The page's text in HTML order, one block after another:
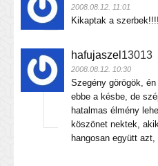
2008.08.12. 11:01
Kikaptak a
hafujaszel 13013
2008.08.12. 10:30
Szegény görögök,
ebbe a késbe, de
hatalmas élmény
köszönet nektek,
hangosan együtt